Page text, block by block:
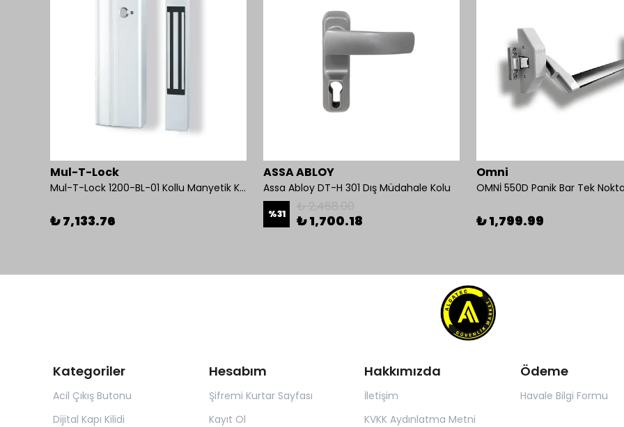
Mul-T-Lock
Mul-T-Lock 1200-BL-01 Kollu Manyetik Kilit 272 kg 600 Lbs
₺ 7,133.76
ASSA ABLOY
Assa Abloy DT-H 301 Dış Müdahale Kolu
%31 ₺ 1,700.18
Omni
₺ 1,799.99
Kategoriler
Acil Çıkış Butonu
Dijital Kapı Kilidi
Hesabım
Şifremi Kurtar Sayfası
Kayıt Ol
Hakkımızda
İletişim
KVKK Aydınlatma Metni
Ödeme
Havale Bilgi Formu